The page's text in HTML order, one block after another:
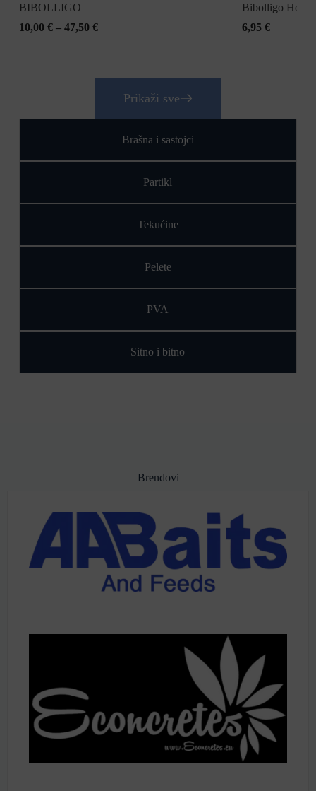
Brašna i sastojci
Partikl
Tekućine
Pelete
PVA
Sitno i bitno
BIBOLLIGO
10,00 € – 47,50 €
Bibolligo
6,95 €
Prikaži sve
Brendovi